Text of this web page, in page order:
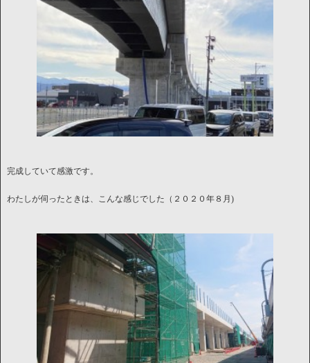
完成していて感激です。
わたしが伺ったときは、こんな感じでした（２０２０年８月)